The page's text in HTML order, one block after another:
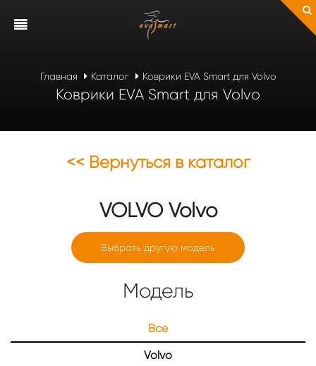
Главная Каталог Коврики EVA Smart для Volvo
Коврики EVA Smart для Volvo
<< Вернуться в каталог
VOLVOVolvo
Выбрать другую модель
Модель
Все
Volvo